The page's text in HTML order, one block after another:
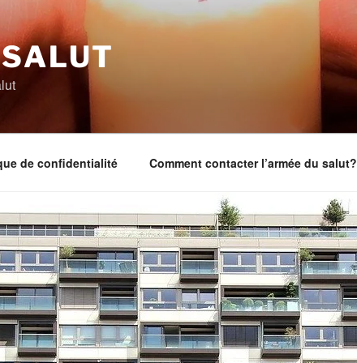
de confidentialité Comment contacter l’armée du salut?